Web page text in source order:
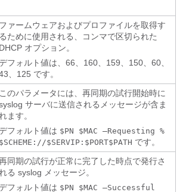
ファームウェアおよびプロファイルを取得す
るために使用される、コンマで区切られた
DHCP オプション。
フォルト値は、66、160、159、150、60、
、125 です。
このパラメータには、再同期の試行開始時に
サーバに送信されるメッセージが含ま
れます。
フォルト値は $PN $MAC –Requesting %
$SCHEME://$SERVIP:$PORT$PATH です。
同期の試行が正常に完了した時点で発行さ
れる syslog メッセージ。
フォルト値は $PN $MAC –Successful